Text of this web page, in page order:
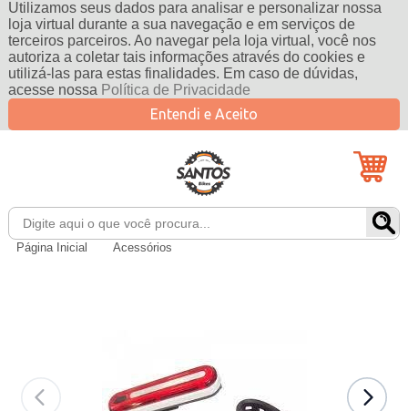
Utilizamos seus dados para analisar e personalizar nossa
loja virtual durante a sua navegação e em serviços de
terceiros parceiros. Ao navegar pela loja virtual, você nos
autoriza a coletar tais informações através do cookies e
utilizá-las para estas finalidades. Em caso de dúvidas,
acesse nossa Política de Privacidade
Entendi e Aceito
Página Inicial Acessórios